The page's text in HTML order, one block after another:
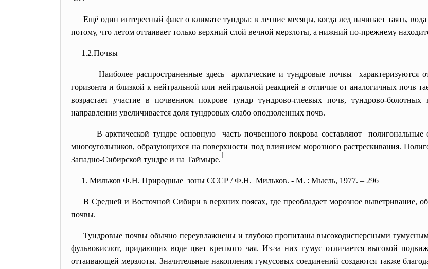
Ещё один интересный факт о климате тундры: в летние месяцы, когда лед начинает таять,
потому, что летом оттаивает только верхний слой вечной мерзлоты, а нижний по-прежнему
1.2.Почвы
Наиболее распространенные здесь арктические и тундровые почвы характеризуются
горизонта и близкой к нейтральной или нейтральной реакцией в отличие от аналогичных почв
возрастает участие в почвенном покрове тундр тундрово-глеевых почв, тундрово-
направлении увеличивается доля тундровых слабо оподзоленных почв.
В арктической тундре основную часть почвенного покрова составляют полигональные
многоугольников, образующихся на поверхности под влиянием морозного растрескивания.
Западно-Сибирской тундре и на Таймыре.1
1. Мильков Ф.Н. Природные зоны СССР / Ф.Н. Мильков. - М. : Мысль, 1977. – 296
В Средней и Восточной Сибири в верхних поясах, где преобладает морозное выветривание,
почвы.
Тундровые почвы обычно переувлажнены и глубоко пропитаны высокодисперсными
фульвокислот, придающих воде цвет крепкого чая. Из-за них гумус отличается высокой
оттаивающей мерзлоты. Значительные накопления гумусовых соединений создаются также